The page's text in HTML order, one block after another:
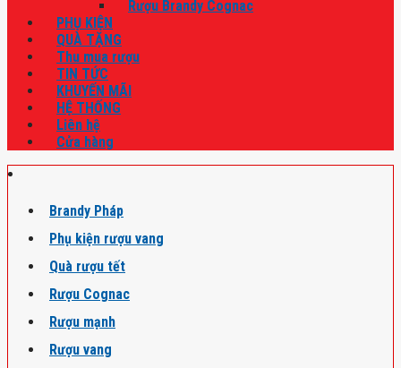
Rượu Brandy Cognac
PHỤ KIỆN
QUÀ TẶNG
Thu mua rượu
TIN TỨC
KHUYẾN MÃI
HỆ THỐNG
Liên hệ
Cửa hàng
Brandy Pháp
Phụ kiện rượu vang
Quà rượu tết
Rượu Cognac
Rượu mạnh
Rượu vang